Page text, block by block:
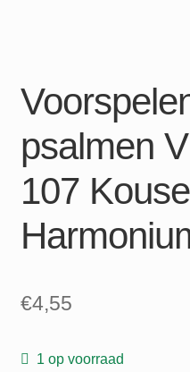
psalmen
107
€4,55
1 op voorraad